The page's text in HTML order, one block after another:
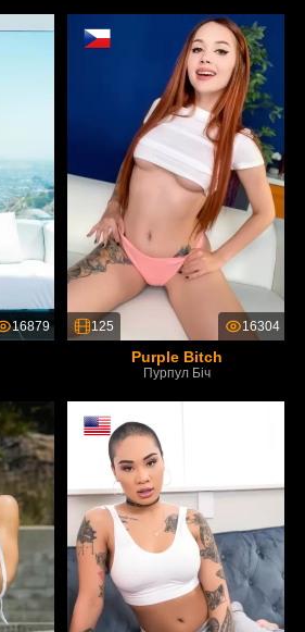
16879 125 16304
Purple Bitch
Пурпул Біч